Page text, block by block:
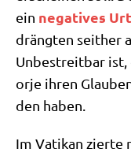
ein nega­ti­ves
dräng­ten seit­her
Unbe­streit­bar
or­je ihren
den haben.
Im Vati­kan zier­te